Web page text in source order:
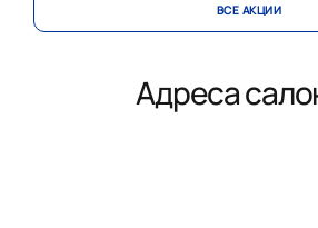
ВСЕ АКЦИИ
Адреса